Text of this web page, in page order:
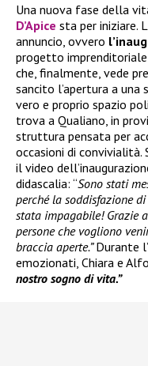
Una nuova fase della
D’Apice sta per iniziare.
annuncio, ovvero
progetto imprenditoriale
che, finalmente, vede
sancito l’apertura a
vero e proprio spazio
trova a Qualiano, in
struttura pensata per
occasioni di convivialità.
il video
didascalia: “Sono stati
perché la soddisfazione
stata impagabile! Grazie
persone che vogliono
braccia aperte.”Durante
emozionati, Chiara e
nostro sogno di vita.”